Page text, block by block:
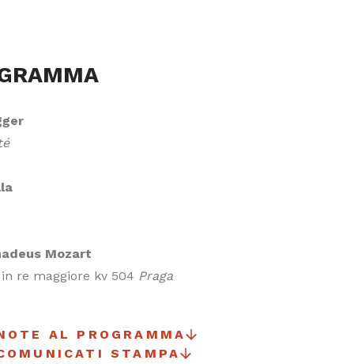
Mozart
re maggiore kv 504 Praga
AL PROGRAMMA
STAMPA